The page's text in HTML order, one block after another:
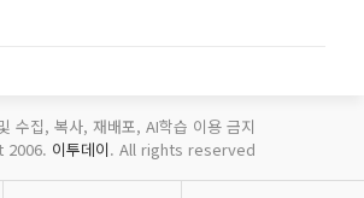
수집, 복사, 재배포, AI학습 이용 금지
2006. 이투데이. All rights reserved